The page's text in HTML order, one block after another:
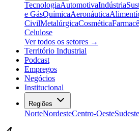
TecnologiaAutomotivaIndústria
e GásQuímicaAeronáutica
CivilMetalúrgicaCosmética
Celulose
Ver todos os setores →
Território Industrial
Podcast
Empregos
Negócios
Institucional
Regiões
NorteNordesteCentro-OesteSudeste